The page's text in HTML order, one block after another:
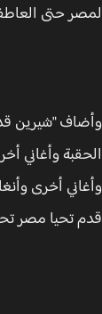
حتى
"شيرين
وأغاني
أخرى
تحيا مصر تحيا